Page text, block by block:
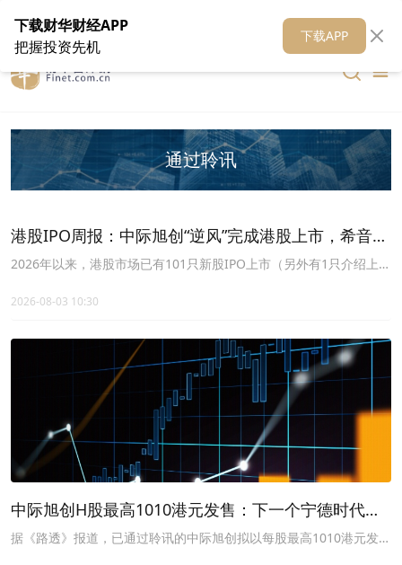
在线客服 关于我们 财华媒体矩阵 财华智库
通过聆讯
港股IPO周报：中际旭创“逆风”完成港股上市，希音
SHEIN通过聆讯，11家公司递表！
2026年以来，港股市场已有101只新股IPO上市（另外有1只介绍上
26日~8月1日），1家上市，2家招股，1家聆讯，11家递表。
2026-08-03 10:30
中际旭创H股最高1010港元发售：下一个宁德时代，
还是又一只立讯精密？
据《路透》报道，已通过聆讯的中际旭创拟以每股最高1010港元发
下载财华财经APP
把握投资先机
下载APP